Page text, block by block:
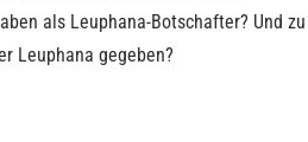
als Leuphana-Botschafter? Und zu
Leuphana gegeben?